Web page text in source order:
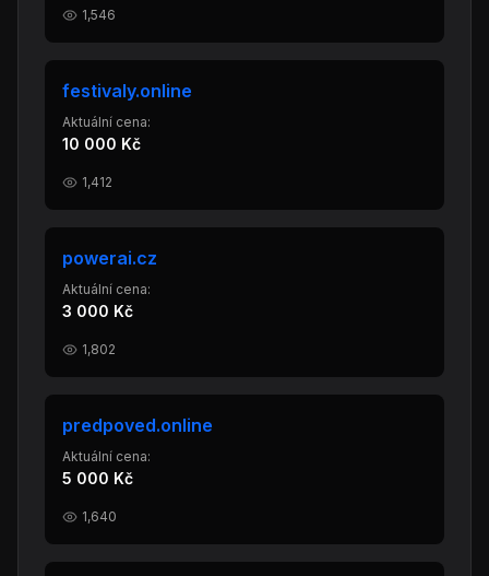
1,546
festivaly.online
Aktuální cena:
10 000 Kč
1,412
powerai.cz
Aktuální cena:
3 000 Kč
1,802
predpoved.online
Aktuální cena:
5 000 Kč
1,640